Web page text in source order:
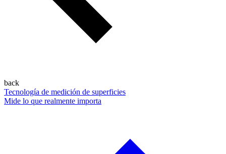
back
Tecnología de medición de superficies
Mide lo que realmente importa